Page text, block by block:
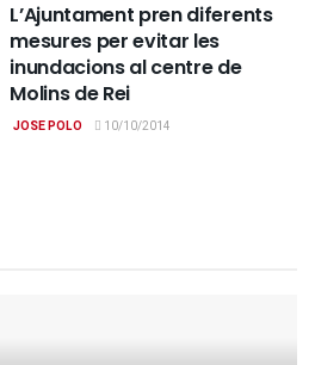
L’Ajuntament pren diferents
mesures per evitar les
inundacions al centre de
Molins de Rei
JOSE POLO 10/10/2014